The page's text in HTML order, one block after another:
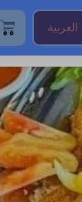
العربية